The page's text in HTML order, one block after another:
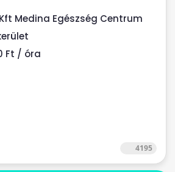
Medina Egészség Centrum
Ft / óra
4195